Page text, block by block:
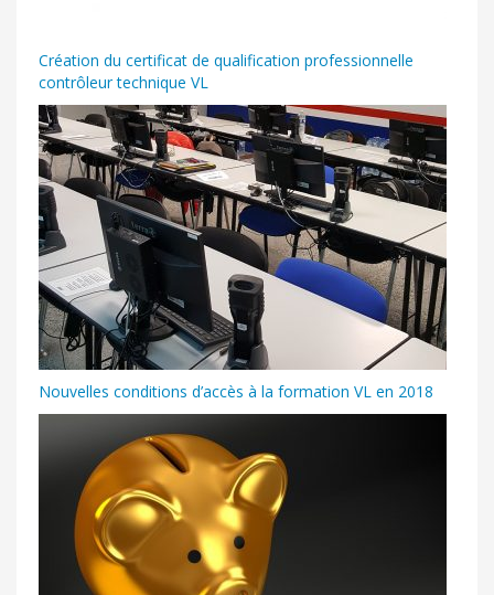
Création du certificat de qualification professionnelle
contrôleur technique VL
Nouvelles conditions d’accès à la formation VL en 2018